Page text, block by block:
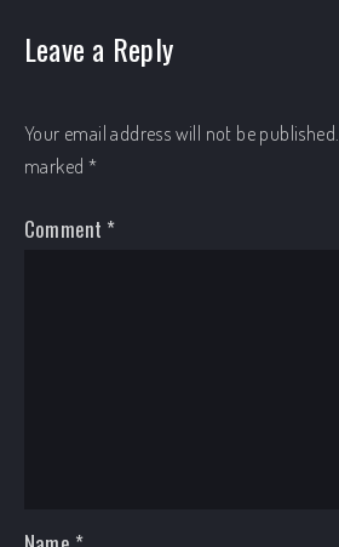
Leave a Reply
Your email address will not be published.
marked *
Comment *